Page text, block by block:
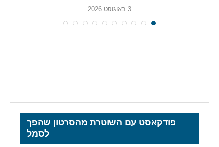
3 באוגוסט 2026
פודקאסט עם השוטרת מהסרטון שהפך
לסמל